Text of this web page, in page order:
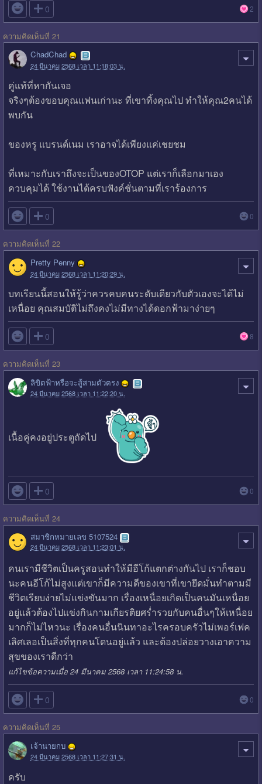
 0 2
ความคิดเห็นที่ 21
ChadChad
24 มีนาคม 2568 เวลา 11:18:03 น.
คู่แท้ที่หากันเจอ
จริงๆต้องขอบคุณแฟนเก่านะ ที่เขาทิ้งคุณไป ทำให้คุณ2คนได้
พบกัน
ของหรู แบรนด์เนม เราอาจได้เพียงแค่เชยชม
ที่เหมาะกับเราถึงจะเป็นของOTOP แต่เราก็เลือกมาเอง
ควบคุมได้ ใช้งานได้ครบฟังค์ชั่นตามที่เราร้องการ
 0 0
ความคิดเห็นที่ 22
Pretty Penny
24 มีนาคม 2568 เวลา 11:20:29 น.
บทเรียนนี้สอนให้รู้ว่าควรคบคนระดับเดียวกับตัวเองจะได้ไม่
เหนื่อย คุณสมบัติไม่ถึงคงไม่มีทางได้ดอกฟ้ามาง่ายๆ
 0 8
ความคิดเห็นที่ 23
ลิขิตฟ้าหรือจะสู้สามตัวตรง
24 มีนาคม 2568 เวลา 11:22:20 น.
เนื้อคู่คงอยู่ประตูถัดไป
 0 0
ความคิดเห็นที่ 24
สมาชิกหมายเลข 5107524
24 มีนาคม 2568 เวลา 11:23:01 น.
คนเรามีชีวิตเป็นครูสอนทำให้มีอีโก้แตกต่างกันไป เราก็ชอบ
นะคนอีโก้ไม่สูงแต่เขาก็มีความดีของเขาที่เขายึดมั่นทำตามมี
ชีวิตเรียบง่ายไม่แข่งขันมาก เรื่องเหนื่อยเกิดเป็นคนมันเหนื่อย
อยู่แล้วต้องไปแข่งกินกามเกียรติยศร่ำรวยกับคนอื่นๆให้เหนื่อย
มากก็ไม่ไหวนะ เรื่องคนอื่นนินทาอะไรครอบครัวไม่เพอร์เฟค
เลิศเลอเป็นสิ่งที่ทุกคนโดนอยู่แล้ว และต้องปล่อยวางเอาความ
สุขของเราดีกว่า
แก้ไขข้อความเมื่อ 24 มีนาคม 2568 เวลา 11:24:58 น.
 0 0
ความคิดเห็นที่ 25
เจ้านายกบ
24 มีนาคม 2568 เวลา 11:27:31 น.
ครับ